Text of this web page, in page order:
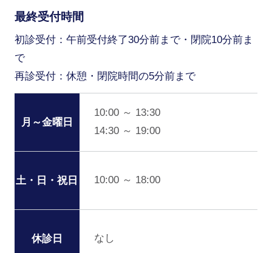
最終受付時間
初診受付：午前受付終了30分前まで・閉院10分前ま
で
再診受付：休憩・閉院時間の5分前まで
月～金曜日
10:00 ～ 13:30
14:30 ～ 19:00
土・日・祝日 10:00 ～ 18:00
休診日 なし